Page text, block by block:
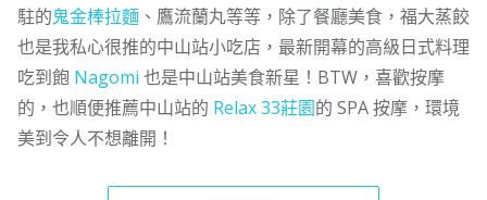
駐的鬼金棒拉麵、鷹流蘭丸等等，除了餐廳美食，福大蒸餃
也是我私心很推的中山站小吃店，最新開幕的高級日式料理
吃到飽 Nagomi 也是中山站美食新星！BTW，喜歡按摩
的，也順便推薦中山站的 Relax 33莊園的 SPA 按摩，環境
美到令人不想離開！